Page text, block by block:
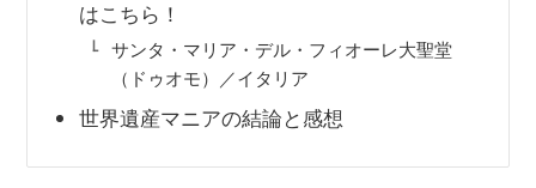
はこちら！
サンタ・マリア・デル・フィオーレ大聖堂
（ドゥオモ）／イタリア
世界遺産マニアの結論と感想